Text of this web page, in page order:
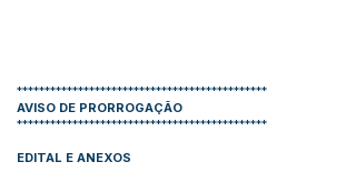
*********************************************
AVISO DE PRORROGAÇÃO
*********************************************
EDITAL E ANEXOS